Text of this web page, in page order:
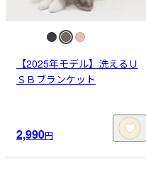
【2025年モデル】洗えるＵ
ＳＢブランケット
2,990円